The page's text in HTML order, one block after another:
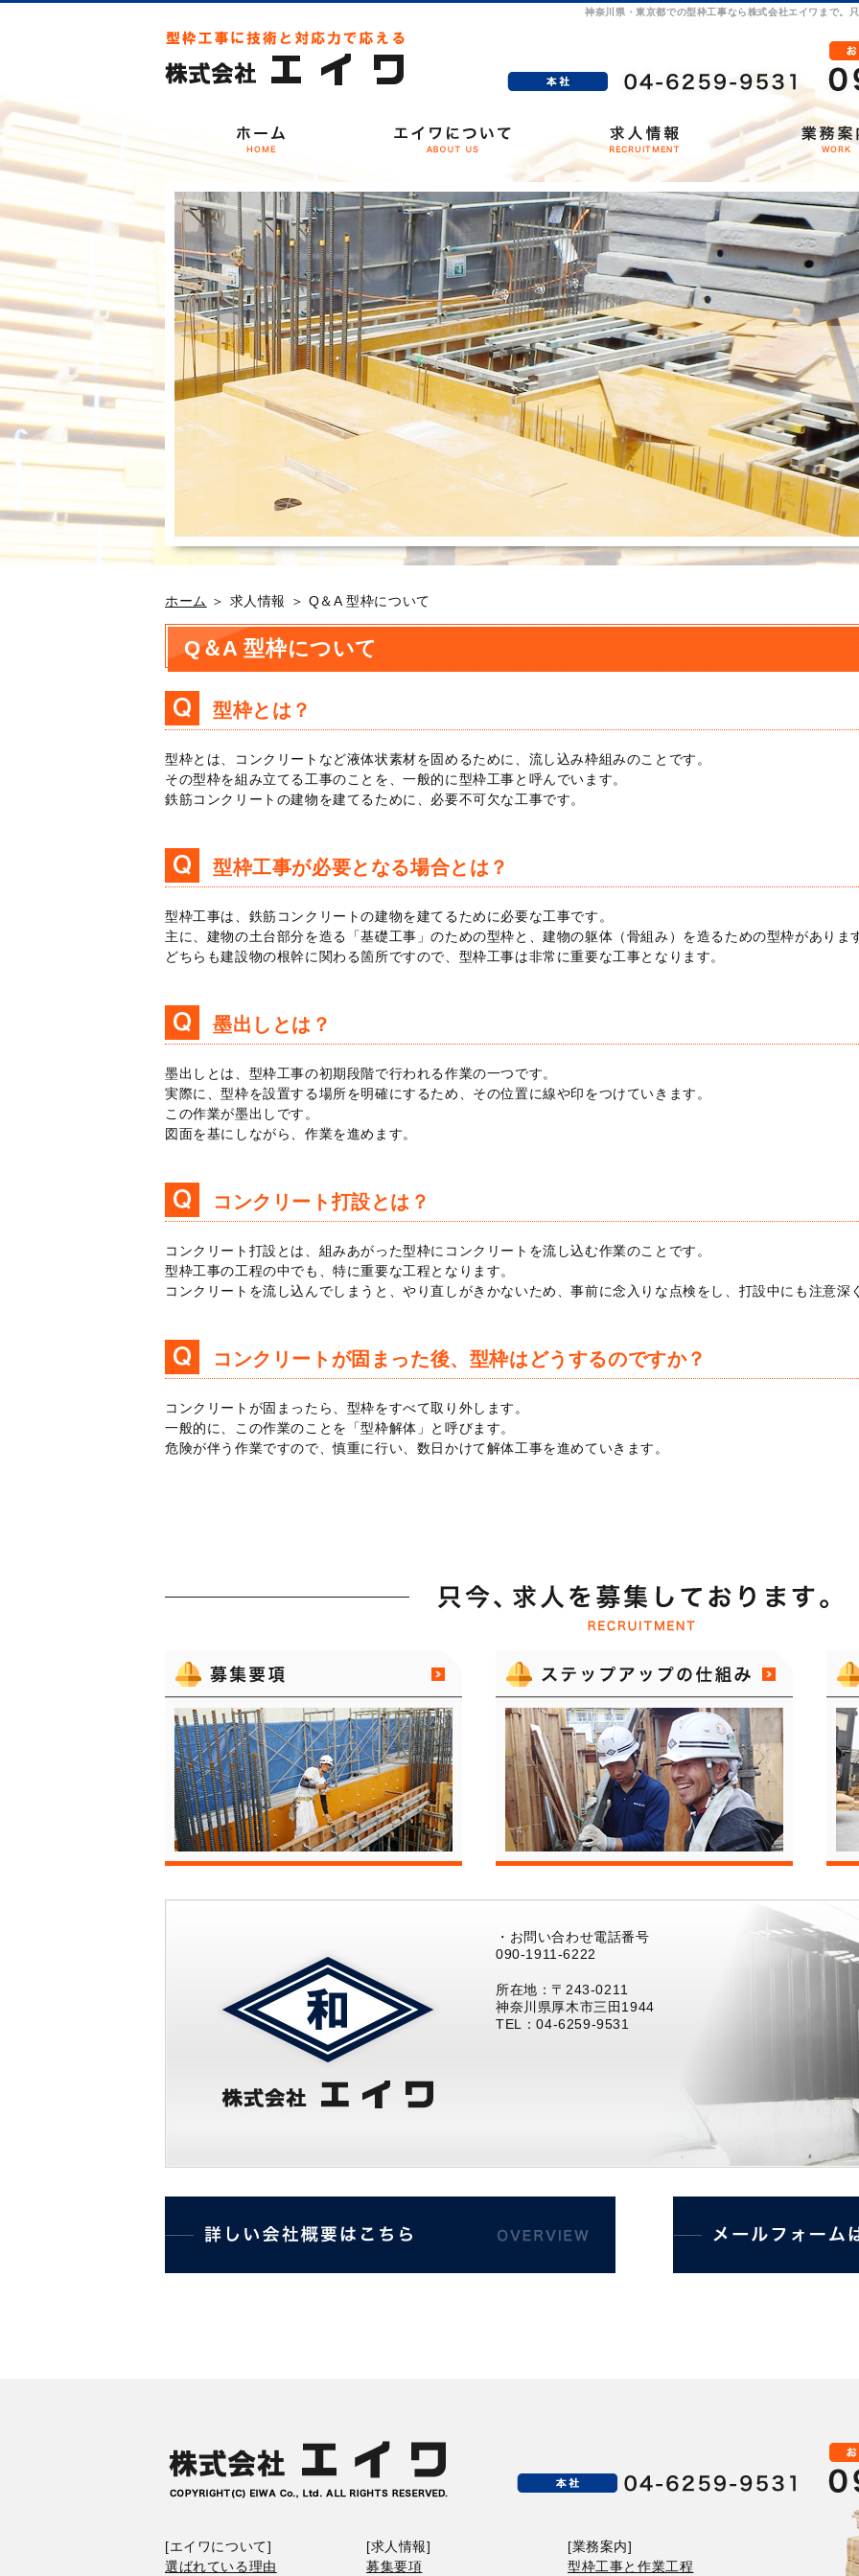
神奈川県・東京都での型枠工事なら株式会社エイワまで。
ホーム ＞ 求人情報 ＞ Q＆A 型枠について
Q＆A 型枠について
型枠とは？
型枠とは、コンクリートなど液体状素材を固めるために、流し込み枠組みのことです。
その型枠を組み立てる工事のことを、一般的に型枠工事と呼んでいます。
鉄筋コンクリートの建物を建てるために、必要不可欠な工事です。
型枠工事が必要となる場合とは？
型枠工事は、鉄筋コンクリートの建物を建てるために必要な工事です。
主に、建物の土台部分を造る「基礎工事」のための型枠と、建物の躯体（骨組み）を造るための型枠がありま
どちらも建設物の根幹に関わる箇所ですので、型枠工事は非常に重要な工事となります。
墨出しとは？
墨出しとは、型枠工事の初期段階で行われる作業の一つです。
実際に、型枠を設置する場所を明確にするため、その位置に線や印をつけていきます。
この作業が墨出しです。
図面を基にしながら、作業を進めます。
コンクリート打設とは？
コンクリート打設とは、組みあがった型枠にコンクリートを流し込む作業のことです。
型枠工事の工程の中でも、特に重要な工程となります。
コンクリートを流し込んでしまうと、やり直しがきかないため、事前に念入りな点検をし、打設中にも注意
コンクリートが固まった後、型枠はどうするのですか？
コンクリートが固まったら、型枠をすべて取り外します。
一般的に、この作業のことを「型枠解体」と呼びます。
危険が伴う作業ですので、慎重に行い、数日かけて解体工事を進めていきます。
・お問い合わせ電話番号
090-1911-6222
所在地：〒243-0211
神奈川県厚木市三田1944
TEL：04-6259-9531
[エイワについて]
選ばれている理由
[求人情報]
募集要項
[業務案内]
型枠工事と作業工程